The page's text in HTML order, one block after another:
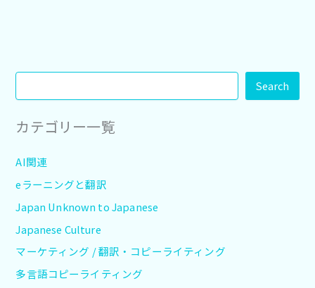
Search
カテゴリー一覧
AI関連
eラーニングと翻訳
Japan Unknown to Japanese
Japanese Culture
マーケティング / 翻訳・コピーライティング
多言語コピーライティング